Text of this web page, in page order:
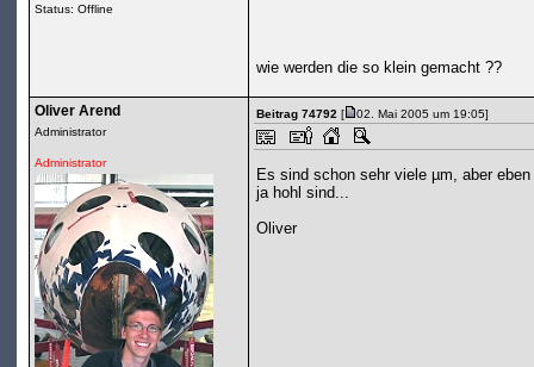
Status: Offline
wie werden die so klein gemacht ??
Oliver Arend
Administrator
Administrator
Beitrag 74792[ 02. Mai 2005 um 19:05]
Es sind schon sehr viele µm, aber
ja hohl sind...
Oliver